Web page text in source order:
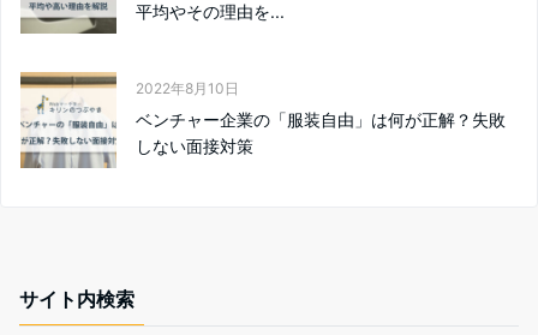
平均やその理由を...
2022年8月10日
ベンチャー企業の「服装自由」は何が正解？失敗
しない面接対策
サイト内検索